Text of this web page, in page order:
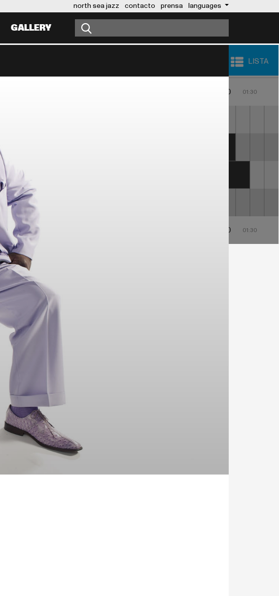
north sea jazz contacto prensa languages
GALLERY
LISTA
01:00 01:30
21:30 01:00 01:30